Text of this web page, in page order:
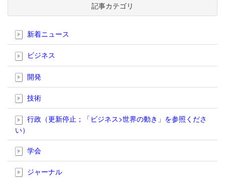
記事カテゴリ
新着ニュース
ビジネス
開発
技術
行政（更新停止；「ビジネス>世界の動き」を参照くださ
い）
学会
ジャーナル